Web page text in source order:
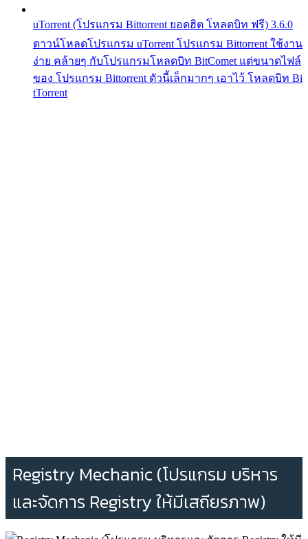
uTorrent (โปรแกรม Bittorrent ยอดฮิต โหลดบิท ฟรี) 3.6.0
ดาวน์โหลดโปรแกรม uTorrent โปรแกรม Bittorrent ใช้งาน
ง่าย คล้ายๆ กับโปรแกรมโหลดบิท BitComet แต่ขนาดไฟล์
ของ โปรแกรม Bittorrent ตัวนี้เล็กมากๆ เอาไว้ โหลดบิท Bi
tTorrent
Registry Mechanic (โปรแกรม บริหาร
และจัดการ Registry ให้มีเสถียรภาพ)